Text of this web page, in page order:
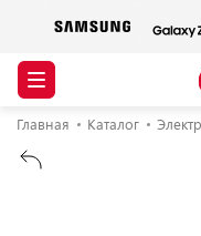
Главная Каталог